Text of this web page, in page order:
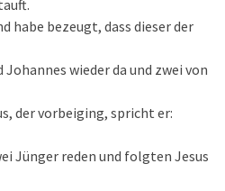
habe bezeugt, dass dieser der
wieder da und zwei von
der vorbeiging, spricht er:
Jünger reden und folgten Jesus